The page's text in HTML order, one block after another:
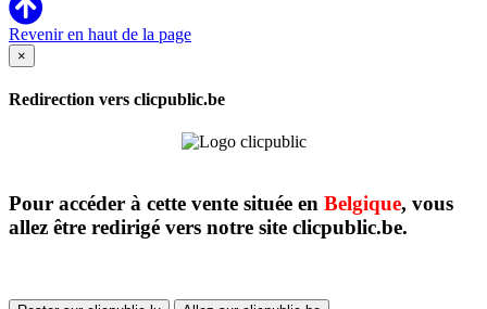
Revenir en haut de la page
×
Redirection vers clicpublic.be
Pour accéder à cette vente située en Belgique, vous
allez être redirigé vers notre site clicpublic.be.